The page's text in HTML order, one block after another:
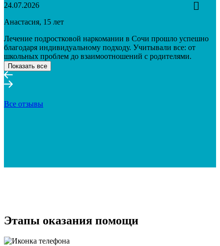
24.07.2026
Анастасия, 15 лет
Лечение подростковой наркомании в Сочи прошло успешно
благодаря индивидуальному подходу. Учитывали все: от
школьных проблем до взаимоотношений с родителями.
Показать все
Все отзывы
Этапы оказания помощи